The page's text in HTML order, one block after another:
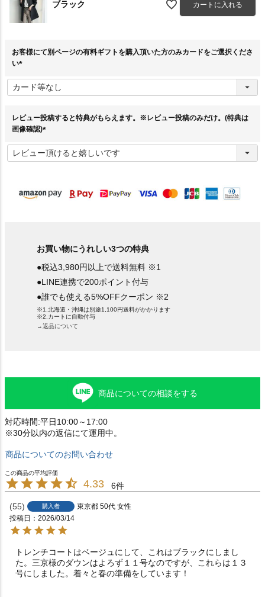
ブラック カートに入れる
お客様にて別ページの有料ギフトを購入頂いた方のみカードをご選択くださ
い
必
須
レビュー投稿すると特典がもらえます。※レビュー投稿のみだけ。(特典は
画像確認)
必
須
お買い物にうれしい3つの特典
●税込3,980円以上で送料無料 ※1
●LINE連携で200ポイント付与
●誰でも使える5%OFFクーポン ※2
※1.北海道・沖縄は別途1,100円送料がかかります
※2.カートに自動付与
→返品について
商品についての相談をする
対応時間:平日10:00～17:00
※30分以内の返信にて運用中。
商品についてのお問い合わせ
4.33 6
55 購入者 東京都 50代 女性
投稿日
2026/03/14
トレンチコートはベージュにして、これはブラックにしまし
た。三京様のダウンはよろず１１号なのですが、これらは１３
号にしました。着々と春の準備をしています！